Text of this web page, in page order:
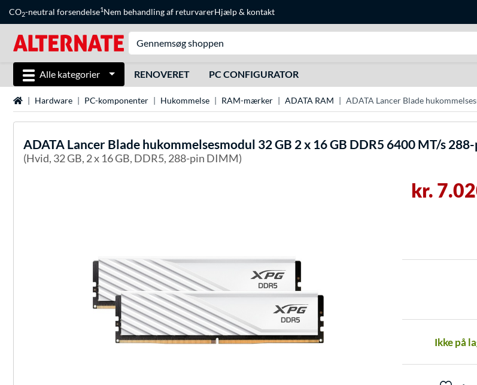
CO2-neutral forsendelse1Nem behandling af returvarerHjælp& kontakt
Alle kategorier RENOVERET PC CONFIGURATOR
StartsideHardware PC-komponenter Hukommelse RAM-mærker ADATA RAM ADATA Lancer Blade
ADATA Lancer Blade hukommelsesmodul 32 GB 2 x 16 GB DDR5 6400 MT/s
(Hvid, 32 GB, 2 x 16 GB, DDR5, 288-pin DIMM)
kr.
Ikke på